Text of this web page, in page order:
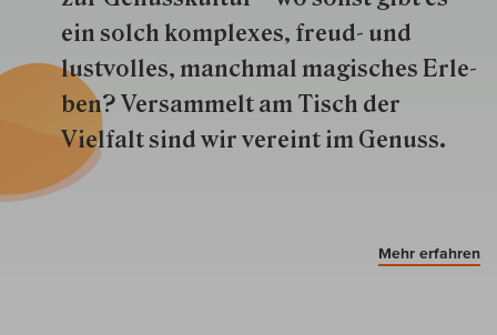
ein solch kom­plexes, freud- und
lustvolles, manchmal ma­gisch­es Er­le­
ben? Versammelt am Tisch der
Vielfalt sind wir ver­eint im Genuss.
Mehr erfahren